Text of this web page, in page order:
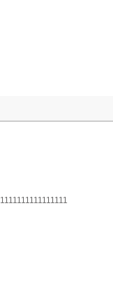
1111111111111111